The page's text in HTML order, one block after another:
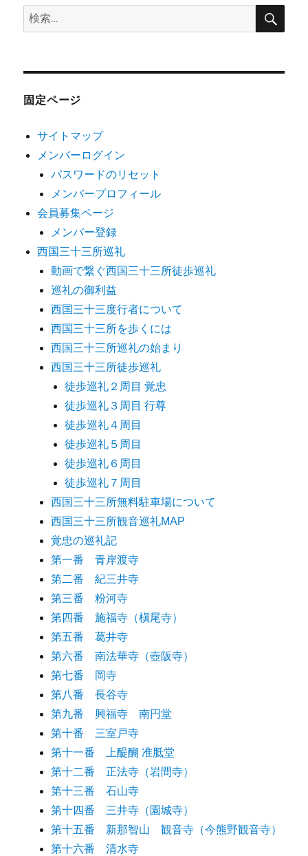
検
索:
検
固定ページ
サイトマップ
メンバーログイン
パスワードのリセット
メンバープロフィール
会員募集ページ
メンバー登録
西国三十三所巡礼
動画で繋ぐ西国三十三所徒歩巡礼
巡礼の御利益
西国三十三度行者について
西国三十三所を歩くには
西国三十三所巡礼の始まり
西国三十三所徒歩巡礼
徒歩巡礼２周目 覚忠
徒歩巡礼３周目 行尊
徒歩巡礼４周目
徒歩巡礼５周目
徒歩巡礼６周目
徒歩巡礼７周目
西国三十三所無料駐車場について
西国三十三所観音巡礼MAP
覚忠の巡礼記
第一番 青岸渡寺
第二番 紀三井寺
第三番 粉河寺
第四番 施福寺（槇尾寺）
第五番 葛井寺
第六番 南法華寺（壺阪寺）
第七番 岡寺
第八番 長谷寺
第九番 興福寺 南円堂
第十番 三室戸寺
第十一番 上醍醐 准胝堂
第十二番 正法寺（岩間寺）
第十三番 石山寺
第十四番 三井寺（園城寺）
第十五番 新那智山 観音寺（今熊野観音寺）
第十六番 清水寺